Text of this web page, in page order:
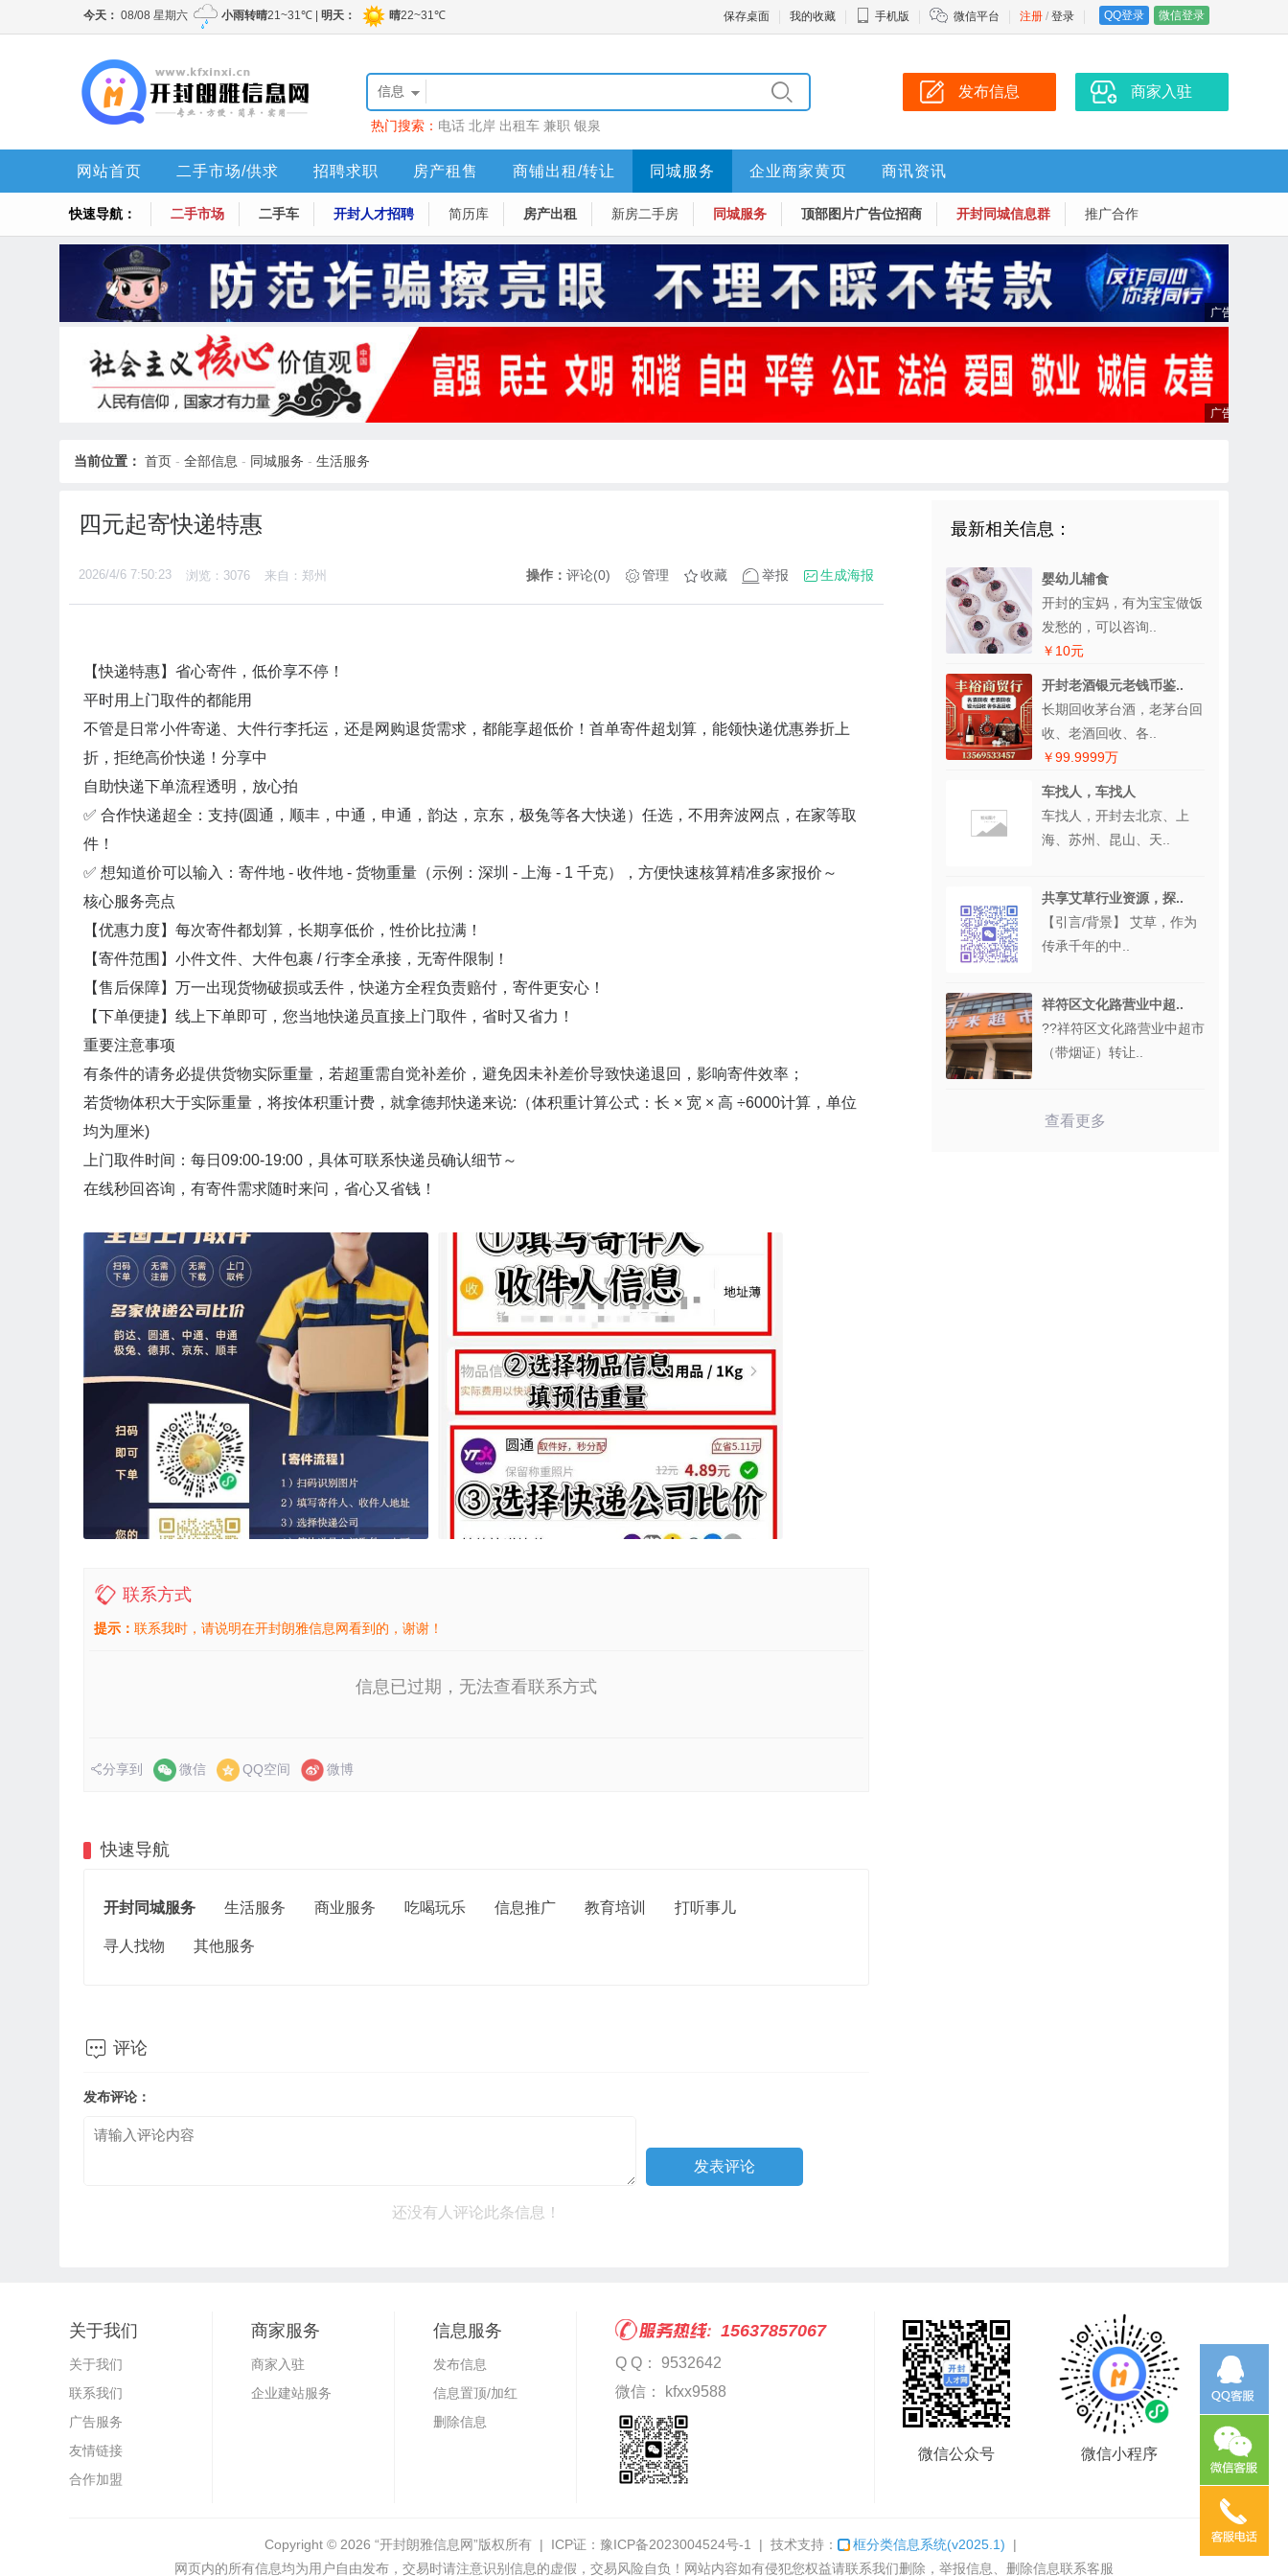
注册 / 登录 QQ登录 微信登录
保存桌面 我的收藏 手机版 微信平台
信息
热门搜索： 电话 北岸 出租车 兼职 银泉
发布信息 商家入驻
网站首页 二手市场/供求 招聘求职 房产租售 商铺出租/转让 同城服务 企业商家黄页 商讯资讯
快速导航： 二手市场 二手车 开封人才招聘 简历库 房产出租 新房二手房 同城服务 顶部图片广告位招商 开封同城信息群 推广合作
当前位置： 首页 - 全部信息 - 同城服务 - 生活服务
四元起寄快递特惠
2026/4/6 7:50:23 浏览：3076 来自：郑州 操作： 评论(0) 管理 收藏 举报 生成海报
【快递特惠】省心寄件，低价享不停！
平时用上门取件的都能用
不管是日常小件寄递、大件行李托运，还是网购退货需求，都能享超低价！首单寄件超划算，能领快递优惠券折上
折，拒绝高价快递！分享中
自助快递下单流程透明，放心拍
✅ 合作快递超全：支持(圆通，顺丰，中通，申通，韵达，京东，极兔等各大快递）任选，不用奔波网点，在家等取
件！
✅ 想知道价可以输入：寄件地 - 收件地 - 货物重量（示例：深圳 - 上海 - 1 千克），方便快速核算精准多家报价～
核心服务亮点
【优惠力度】每次寄件都划算，长期享低价，性价比拉满！
【寄件范围】小件文件、大件包裹 / 行李全承接，无寄件限制！
【售后保障】万一出现货物破损或丢件，快递方全程负责赔付，寄件更安心！
【下单便捷】线上下单即可，您当地快递员直接上门取件，省时又省力！
重要注意事项
有条件的请务必提供货物实际重量，若超重需自觉补差价，避免因未补差价导致快递退回，影响寄件效率；
若货物体积大于实际重量，将按体积重计费，就拿德邦快递来说:（体积重计算公式：长 × 宽 × 高 ÷6000计算，单位
均为厘米)
上门取件时间：每日09:00-19:00，具体可联系快递员确认细节～
在线秒回咨询，有寄件需求随时来问，省心又省钱！
联系方式
提示： 联系我时，请说明在开封朗雅信息网看到的，谢谢！
信息已过期，无法查看联系方式
分享到 微信 QQ空间 微博
快速导航
开封同城服务 生活服务 商业服务 吃喝玩乐 信息推广 教育培训 打听事儿
寻人找物 其他服务
 评论
发布评论：
还没有人评论此条信息！
最新相关信息：
婴幼儿辅食
开封的宝妈，有为宝宝做饭
发愁的，可以咨询..
￥10元
开封老酒银元老钱币鉴..
长期回收茅台酒，老茅台回
收、老酒回收、各..
￥99.9999万
车找人，车找人
车找人，开封去北京、上
海、苏州、昆山、天..
共享艾草行业资源，探..
【引言/背景】 艾草，作为
传承千年的中..
祥符区文化路营业中超..
??祥符区文化路营业中超市
（带烟证）转让..
查看更多
关于我们
关于我们
联系我们
广告服务
友情链接
合作加盟
商家服务
商家入驻
企业建站服务
信息服务
发布信息
信息置顶/加红
删除信息
15637857067
Q Q： 9532642
微信： kfxx9588
微信公众号 微信小程序
Copyright © 2026 “开封朗雅信息网”版权所有 | ICP证： 豫ICP备2023004524号-1 | 技术支持： 框分类信息系统(v2025.1) |
网页内的所有信息均为用户自由发布，交易时请注意识别信息的虚假，交易风险自负！网站内容如有侵犯您权益请联系我们删除，举报信息、删除信息联系客服